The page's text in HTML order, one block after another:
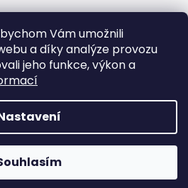
Vám umožnili
a díky analýze provozu
jeho funkce, výkon a
od 600 Kč bez DPH • Rychlý
na jednom místě.
profile.php?id=615793934
@michalverner7685
Materiál - Velkoobchod
práva vyhrazena.